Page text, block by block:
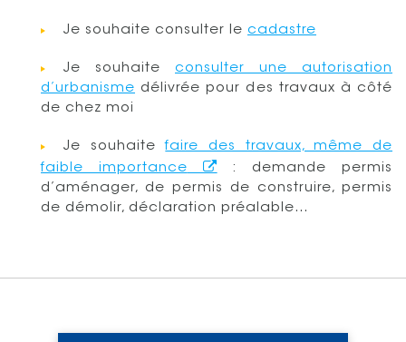
Je souhaite consulter le cadastre
Je souhaite consulter une autorisation
d’urbanisme délivrée pour des travaux à côté
de chez moi
Je souhaitefaire des travaux, même de
faible importance
: demande permis
d’aménager, de permis de construire, permis
de démolir, déclaration préalable…